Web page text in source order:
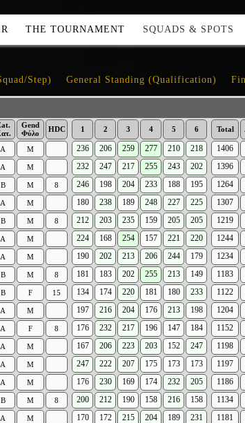
THE TOURNAMENT SQUADS & SPOTS
Step)
General Standing (Qualification)
Gend
Φύλο
HDC 1 2 3 4 5 6 Total
A M 236 206 259 277 210 218 1406
A M 232 247 217 255 243 202 1396
B M 8 246 198 204 233 188 195 1264
A M 180 238 189 248 227 225 1307
B M 8 212 203 235 159 205 205 1219
A M 224 168 254 157 221 220 1244
A M 190 202 213 206 244 179 1234
B M 8 181 183 202 255 213 149 1183
B F 15 134 174 220 181 180 233 1122
A M 197 216 204 176 213 198 1204
A F 8 176 232 217 196 147 184 1152
A M 167 206 223 203 152 247 1198
A M 247 222 207 175 173 173 1197
A M 176 230 169 174 232 205 1186
B M 8 200 212 190 158 216 158 1134
A M 170 172 215 204 189 231 1181